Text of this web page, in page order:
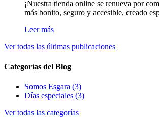
¡Nuestra tienda online se renueva por
más bonito, seguro y accesible, creado
Leer más
Ver todas las últimas publicaciones
Categorías del Blog
Somos Esgara (3)
Días especiales (3)
Ver todas las categorías